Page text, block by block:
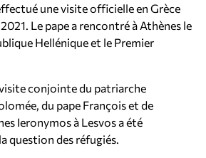
une visite officielle en Grèce
Le pape a rencontré à Athènes le
Hellénique et le Premier
conjointe du patriarche
du pape François et de
Ieronymos à Lesvos a été
question des réfugiés.